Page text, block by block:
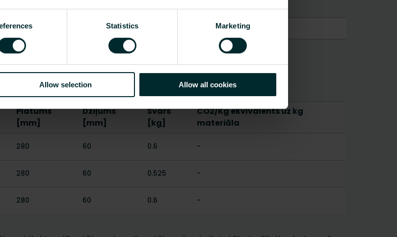
Statistics Marketing
Allow selection Allow all cookies
Nē
Rādīt visu
Platums
[mm]
Dziļums
[mm]
Svars
[kg]
CO2/Kg ekvivalents uz kg
materiāla
280 60 0.6 -
280 60 0.525 -
280 60 0.6 -